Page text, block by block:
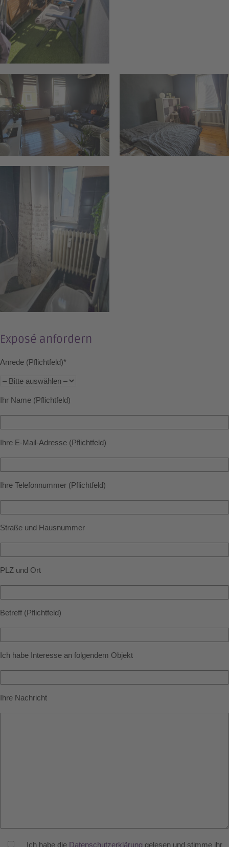
Exposé anfordern
Anrede (Pflichtfeld)*
Ihr Name (Pflichtfeld)
Ihre E-Mail-Adresse (Pflichtfeld)
Ihre Telefonnummer (Pflichtfeld)
Straße und Hausnummer
PLZ und Ort
Betreff (Pflichtfeld)
Ich habe Interesse an folgendem Objekt
Ihre Nachricht
Ich habe die Datenschutzerklärung gelesen und stimme ihr